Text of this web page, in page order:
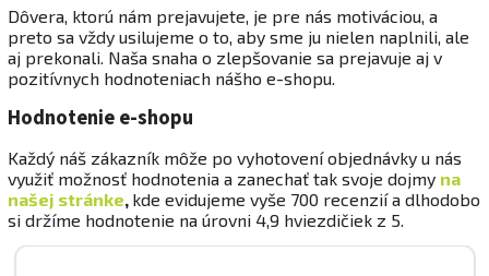
Dôvera, ktorú nám prejavujete, je pre nás motiváciou, a
preto sa vždy usilujeme o to, aby sme ju nielen naplnili, ale
aj prekonali. Naša snaha o zlepšovanie sa prejavuje aj v
pozitívnych hodnoteniach nášho e-shopu.
Hodnotenie e-shopu
Každý náš zákazník môže po vyhotovení objednávky u nás
využiť možnosť hodnotenia a zanechať tak svoje dojmy na
našej stránke, kde evidujeme vyše 700 recenzií a dlhodobo
si držíme hodnotenie na úrovni 4,9 hviezdičiek z 5.